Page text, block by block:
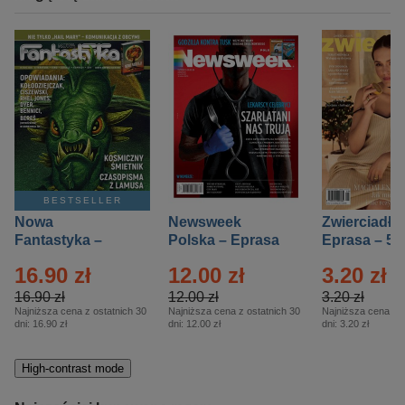
BESTSELLER
Nowa
Fantastyka –
16.90 zł
16.90 zł
Najniższa cena z ostatnich 30
dni: 16.90 zł
Newsweek
Polska – Eprasa
12.00 zł
12.00 zł
Najniższa cena z ostatnich 30
dni: 12.00 zł
Zwierciadło
Eprasa – 5/
3.20 zł
3.20 zł
Najniższa cena z
dni: 3.20 zł
High-contrast mode